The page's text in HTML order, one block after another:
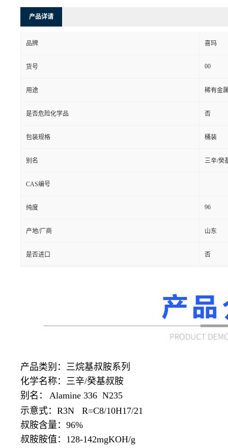
产品详请
品牌 喜玛
货号 00
用途 稀有金
是否危险化学品 否
包装规格 桶装
别名 三辛/癸
CAS编号
纯度 96
产地/厂商 山东
是否进口 否
产品类别：三烷基叔胺系列
化学名称：三辛/癸基叔胺
别名：
Alamine 336 N235
示意式： R3N R=C8/10H17/21
叔胺含量： 96%
叔胺胺值： 128-142mgKOH/g